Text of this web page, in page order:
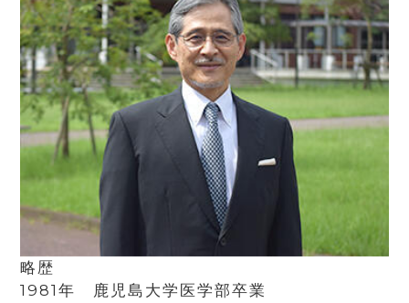
略歴
1981年 鹿児島大学医学部卒業